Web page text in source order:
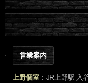
営業案内
上野個室 ：JR上野駅 入